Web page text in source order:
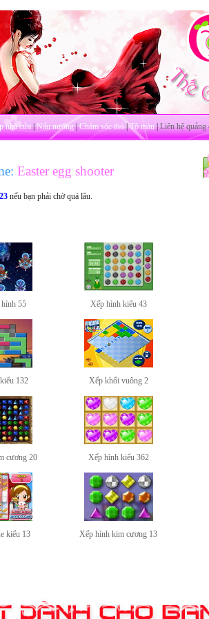
nhà cửa|Nấu nướng|Chăm sóc thú|Tô màu|Liên hệ quảng
Easter egg shooter
nếu bạn phải chờ quá lâu.
55 Xếp hình kiểu 43
132 Xếp khối vuông 2
cương 20 Xếp hình kiểu 362
kiểu 13 Xếp hình kim cương 13